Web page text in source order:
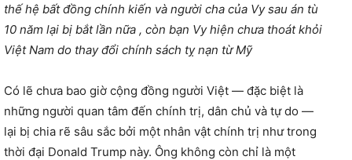
thế hệ bất đồng chính kiến và người cha của Vy sau án tù
10 năm lại bị bắt lần nữa , còn bạn Vy hiện chưa thoát khỏi
Việt Nam do thay đổi chính sách tỵ nạn từ Mỹ
Có lẽ chưa bao giờ cộng đồng người Việt — đặc biệt là
những người quan tâm đến chính trị, dân chủ và tự do —
lại bị chia rẽ sâu sắc bởi một nhân vật chính trị như trong
thời đại Donald Trump này. Ông không còn chỉ là một